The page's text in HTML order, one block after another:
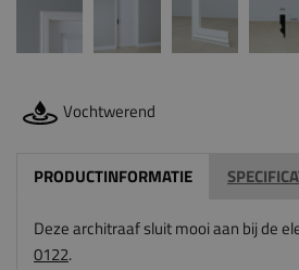
Vochtwerend
PRODUCTINFORMATIE
Deze architraaf sluit mooi aan bij de
0122.